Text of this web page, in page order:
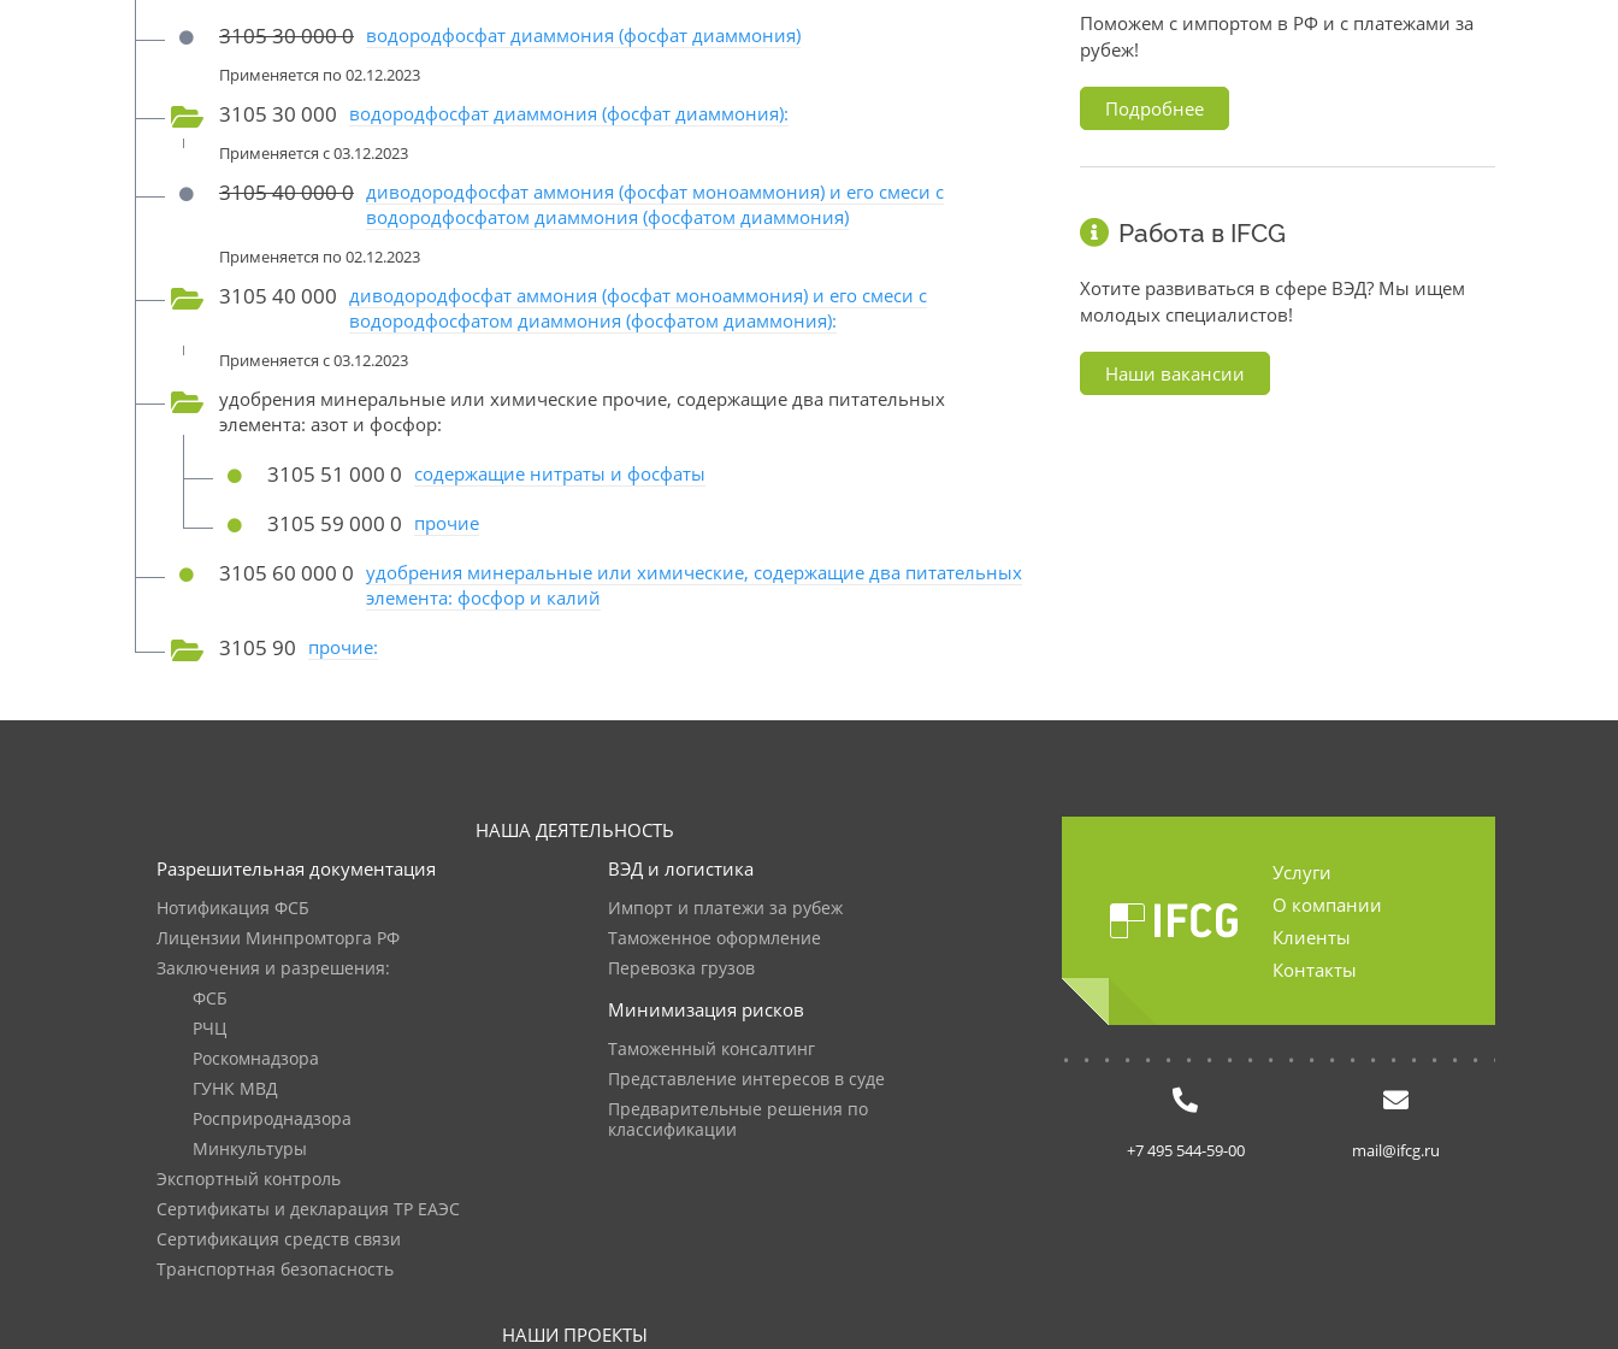
3105 30 000 0 водородфосфат диаммония (фосфат диаммония)
Применяется по 02.12.2023
3105 30 000 водородфосфат диаммония (фосфат диаммония):
Применяется с 03.12.2023
3105 40 000 0 диводородфосфат аммония (фосфат моноаммония) и его смеси с
водородфосфатом диаммония (фосфатом диаммония)
Применяется по 02.12.2023
3105 40 000 диводородфосфат аммония (фосфат моноаммония) и его смеси с
водородфосфатом диаммония (фосфатом диаммония):
Применяется с 03.12.2023
удобрения минеральные или химические прочие, содержащие два питательных
элемента: азот и фосфор:
3105 51 000 0 содержащие нитраты и фосфаты
3105 59 000 0 прочие
3105 60 000 0 удобрения минеральные или химические, содержащие два питательных
элемента: фосфор и калий
3105 90 прочие:
Поможем с импортом в РФ и с платежами за
рубеж!
Подробнее
Работа в IFCG
Хотите развиваться в сфере ВЭД? Мы ищем
молодых специалистов!
Наши вакансии
НАША ДЕЯТЕЛЬНОСТЬ
Разрешительная документация
Нотификация ФСБ
Лицензии Минпромторга РФ
Заключения и разрешения:
ФСБ
РЧЦ
Роскомнадзора
ГУНК МВД
Росприроднадзора
Минкультуры
Экспортный контроль
Сертификаты и декларация ТР ЕАЭС
Сертификация средств связи
Транспортная безопасность
ВЭД и логистика
Импорт и платежи за рубеж
Таможенное оформление
Перевозка грузов
Минимизация рисков
Таможенный консалтинг
Представление интересов в суде
Предварительные решения по
классификации
НАШИ ПРОЕКТЫ
Услуги
О компании
Клиенты
Контакты
+7 495 544-59-00 mail@ifcg.ru